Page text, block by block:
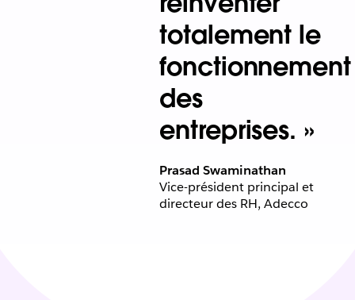
totalement le
fonctionnement
des
entreprises. »
Prasad Swaminathan
Vice-président principal et
directeur des RH, Adecco